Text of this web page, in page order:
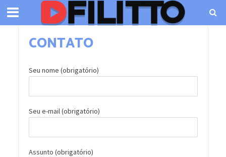
CONTATO
Seu nome (obrigatório)
Seu e-mail (obrigatório)
Assunto (obrigatório)